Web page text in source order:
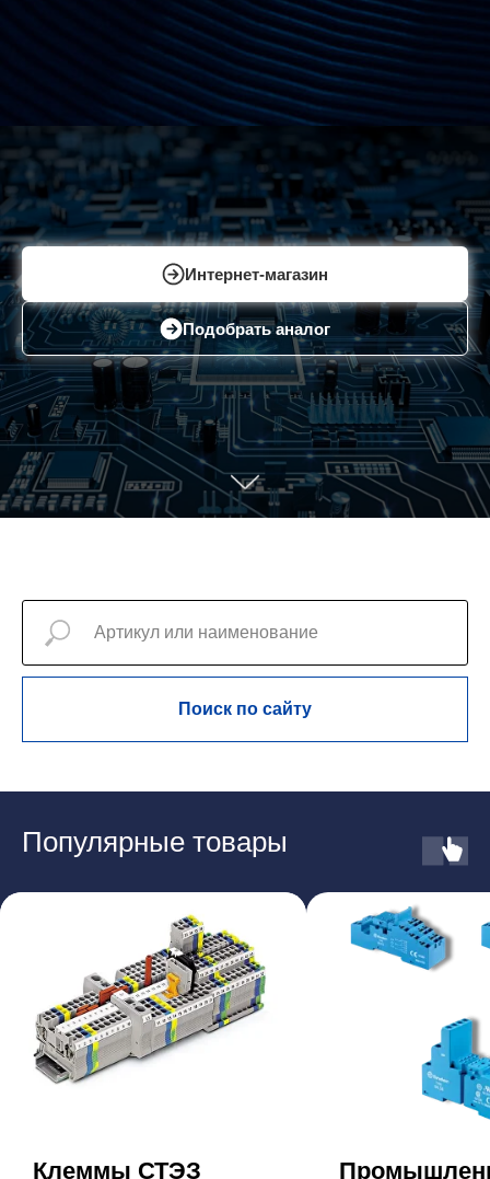
Интернет-магазин
Подобрать аналог
Поиск по сайту
Популярные товары
Клеммы СТЭЗ